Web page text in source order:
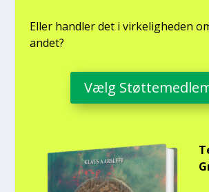
Eller hand­ler det i vir­ke­lig­he­den
andet?
Vælg